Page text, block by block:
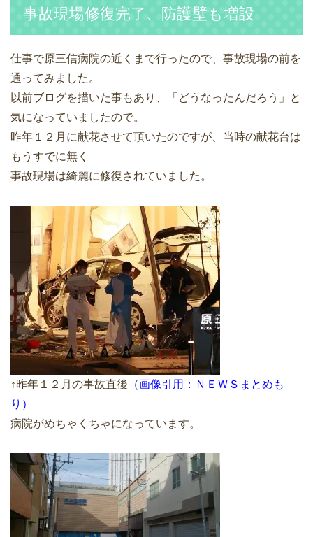
事故現場修復完了、防護壁も増設
仕事で原三信病院の近くまで行ったので、事故現場の前を
通ってみました。
以前ブログを描いた事もあり、「どうなったんだろう」と
気になっていましたので。
昨年１２月に献花させて頂いたのですが、当時の献花台は
もうすでに無く
事故現場は綺麗に修復されていました。
↑昨年１２月の事故直後 （画像引用：ＮＥＷＳまとめも
り）
病院がめちゃくちゃになっています。